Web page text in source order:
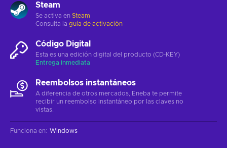
Steam
Se activa en Steam
Consulta la guía de activación
Código Digital
Esta es una edición digital del producto (CD-KEY)
Entrega inmediata
Reembolsos instantáneos
A diferencia de otros mercados, Eneba te permite
recibir un reembolso instantáneo por las claves no
vistas.
Funciona en: Windows